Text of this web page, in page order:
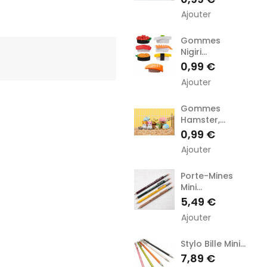
Ajouter
Gommes
Nigiri...
Prix
0,99 €
Ajouter
Gommes
Hamster,...
Prix
0,99 €
Ajouter
Porte-Mines
Mini...
Prix
5,49 €
Ajouter
Stylo Bille Mini...
Prix
7,89 €